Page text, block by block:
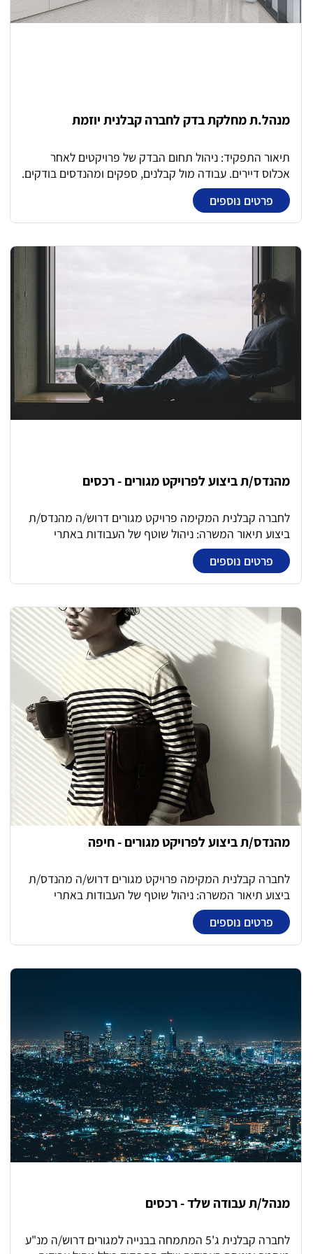
Migration וטעינת נתונים.
מנהל.ת מחלקת בדק לחברה קבלנית יוזמת
תיאור התפקיד: ניהול תחום הבדק של פרויקטים לאחר
אכלוס דיירים. עבודה מול קבלנים, ספקים ומהנדסים בודקים.
ניהול מחלקת שירות לקוחות – רפרנטיות המחלקה וצוות
מנהלי עבודה בבדק. אחריות בקרה וניהול באופן מיטבי, ידע
טכני והנדסי רחב ומתן פתרונות.
פרטים נוספים
מהנדס/ת ביצוע לפרויקט מגורים - רכסים
לחברה קבלנית המקימה פרויקט מגורים דרוש/ה מהנדס/ת
ביצוע תיאור המשרה: ניהול שוטף של העבודות באתרי
פיקוח על קבלני משנה ווידוא עמידה בלוחות זמנים ודרישות
איכות. תיאום תוכניות עבודה מול מפקחים, יועצים ורשויות.
ביצוע בפועל. הכנת יומני עבודה ודוחות ביצוע. מתן פתרון
לבעיות בשטח בזמן אמת. עבודה שוטפת מול מנהלי
פרויקטים, מתכננים ובעלי עניין נוספים. תכנון לוחות זמנים
ועמידה ביעדים. הזמנת חומרים לביצוע העבודות.
פרטים נוספים
מהנדס/ת ביצוע לפרויקט מגורים - חיפה
לחברה קבלנית המקימה פרויקט מגורים דרוש/ה מהנדס/ת
ביצוע תיאור המשרה: ניהול שוטף של העבודות באתרי
פיקוח על קבלני משנה ווידוא עמידה בלוחות זמנים ודרישות
איכות. תיאום תוכניות עבודה מול מפקחים, יועצים ורשויות.
ועמידה ביעדים. הזמנת חומרים לביצוע העבודות.
פרטים נוספים
מנהל/ת עבודה שלד - רכסים
לחברה קבלנית ג'5 המתמחה בבנייה למגורים דרוש/ה מנ"ע